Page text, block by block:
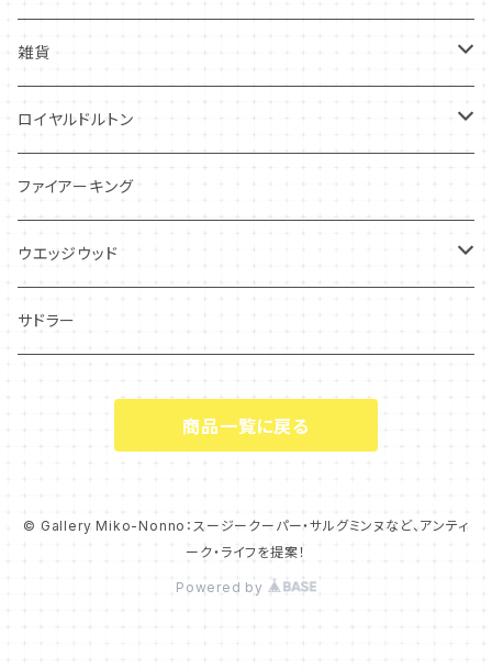
グレイリーフ
レヴェリー
フローラル
フレグランス
シーアネモネ
コーンポピー
エンドン
雑貨
キーホルダー
アンティーク・カード
アクセサリー
ロイヤルドルトン
スタッフォードシャードッグ
ファイアーキング
ウエッジウッド
ジャスパー
サドラー
商品一覧に戻る
© Gallery Miko-Nonno：スージークーパー・サルグミンヌなど、アンティ
ーク・ライフを提案！
Powered by